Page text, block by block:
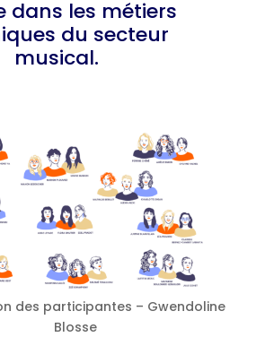
dans les métiers
du secteur
musical.
des participantes – Gwendoline
Blosse